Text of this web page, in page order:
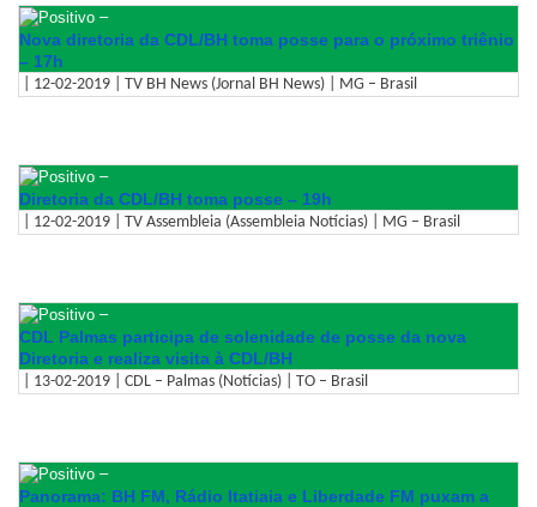
–
Nova diretoria da CDL/BH toma posse para o próximo triênio
– 17h
| 12-02-2019 | TV BH News (Jornal BH News) | MG – Brasil
–
Diretoria da CDL/BH toma posse – 19h
| 12-02-2019 | TV Assembleia (Assembleia Notícias) | MG – Brasil
–
CDL Palmas participa de solenidade de posse da nova
Diretoria e realiza visita à CDL/BH
| 13-02-2019 | CDL – Palmas (Notícias) | TO – Brasil
–
Panorama: BH FM, Rádio Itatiaia e Liberdade FM puxam a